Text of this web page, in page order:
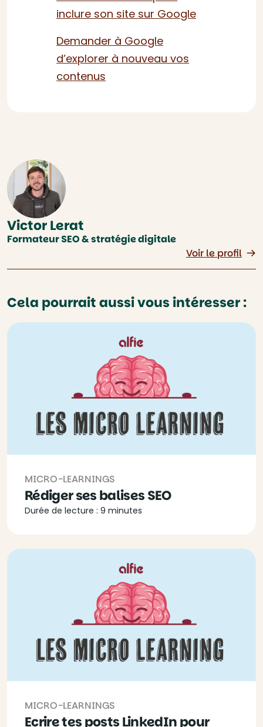
inclure son site sur Google
Demander à Google
d’explorer à nouveau vos
contenus
Victor Lerat
Formateur SEO & stratégie digitale
Voir le profil
Cela pourrait aussi vous intéresser :
MICRO-LEARNINGS
Rédiger ses balises SEO
Durée de lecture : 9 minutes
MICRO-LEARNINGS
Ecrire tes posts LinkedIn pour